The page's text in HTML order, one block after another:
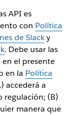
API es
con Política
de Slacky
. Debe usar las
el presente
en la Política
accederá a
regulación; (B)
manera que